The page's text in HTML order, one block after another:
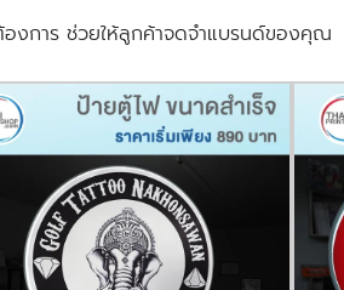
งการ ช่วยให้ลูกค้าจดจำแบรนด์ของคุณ